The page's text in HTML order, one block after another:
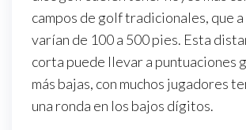
campos de golf tradicionales, que a
varían de 100 a 500 pies. Esta
corta puede llevar a puntuaciones
más bajas, con muchos jugadores
una ronda en los bajos dígitos.